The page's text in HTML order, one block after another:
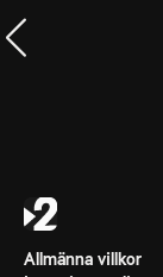
Allmänna villkor